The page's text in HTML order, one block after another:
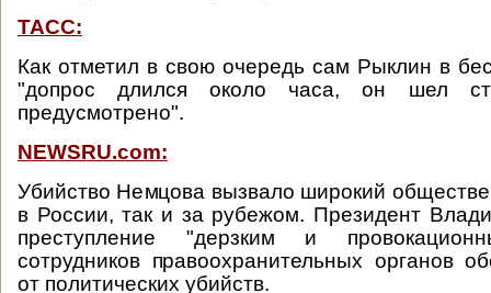
ТАСС:
Как отметил в свою очередь сам Рыклин в
"допрос длился около часа, он шел
предусмотрено".
NEWSRU.com:
Убийство Немцова вызвало широкий
в России, так и за рубежом. Президент
преступление "дерзким и
сотрудников правоохранительных органов
от политических убийств.